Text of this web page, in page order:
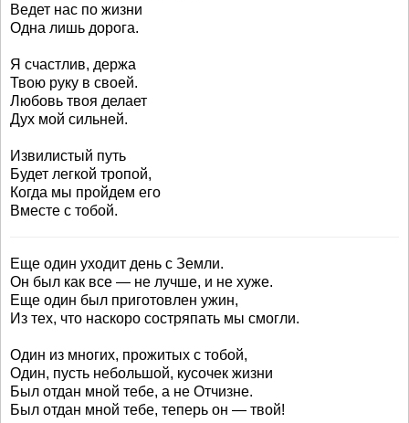
Ведет нас по жизни
Одна лишь дорога.
Я счастлив, держа
Твою руку в своей.
Любовь твоя делает
Дух мой сильней.
Извилистый путь
Будет легкой тропой,
Когда мы пройдем его
Вместе с тобой.
Еще один уходит день с Земли.
Он был как все — не лучше, и не хуже.
Еще один был приготовлен ужин,
Из тех, что наскоро состряпать мы смогли.
Один из многих, прожитых с тобой,
Один, пусть небольшой, кусочек жизни
Был отдан мной тебе, а не Отчизне.
Был отдан мной тебе, теперь он — твой!